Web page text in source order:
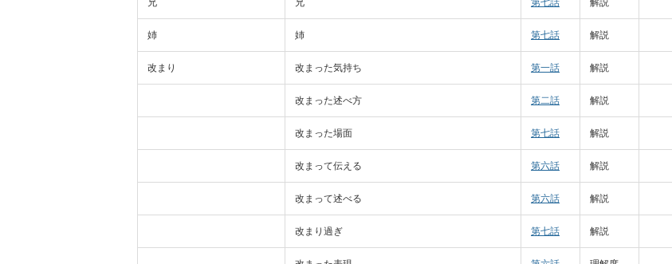
兄 兄 第七話 解説
姉 姉 第七話 解説
改まり 改まった気持ち 第一話 解説
改まった述べ方 第二話 解説
改まった場面 第七話 解説
改まって伝える 第六話 解説
改まって述べる 第六話 解説
改まり過ぎ 第七話 解説